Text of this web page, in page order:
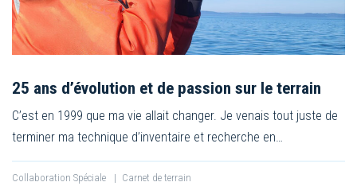
25 ans d’évolution et de passion sur le terrain
C’est en 1999 que ma vie allait changer. Je venais tout juste de
terminer ma technique d’inventaire et recherche en…
Collaboration Spéciale | Carnet de terrain